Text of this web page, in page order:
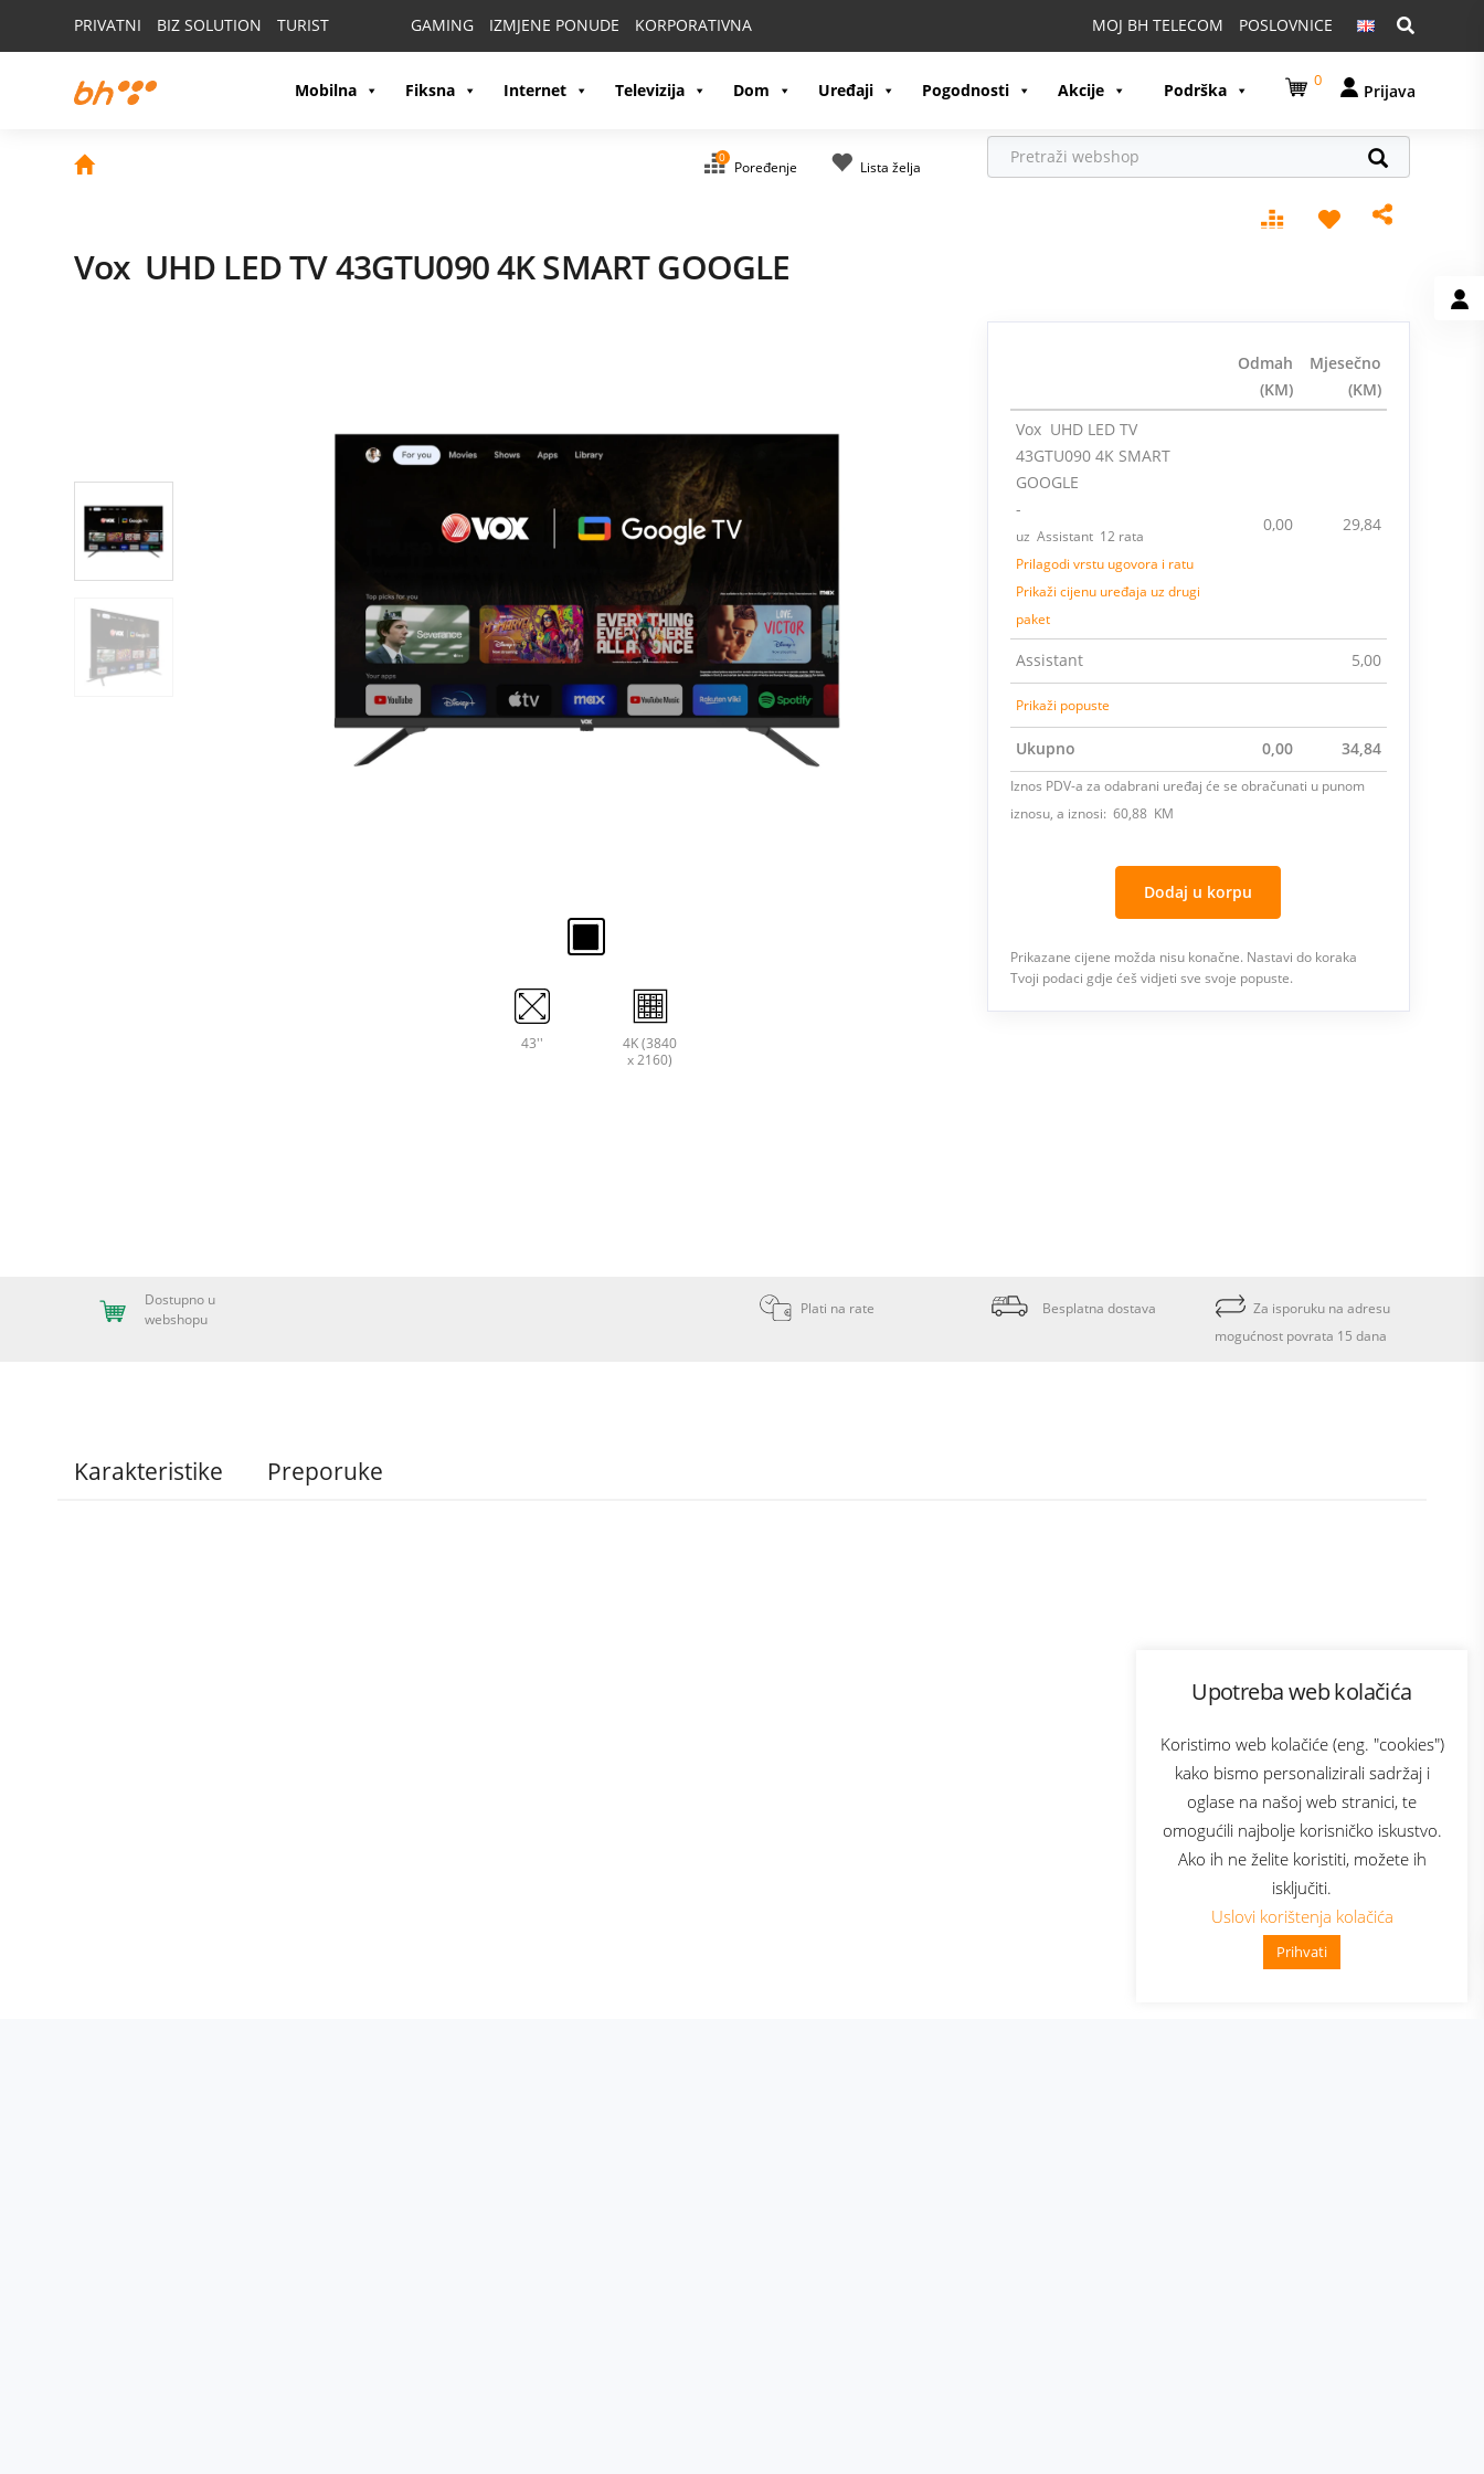
Upotreba web kolačića
Koristimo web kolačiće (eng. "cookies")
kako bismo personalizirali sadržaj i
oglase na našoj web stranici, te
omogućili najbolje korisničko iskustvo.
Ako ih ne želite koristiti, možete ih
isključiti.
Uslovi korištenja kolačića
Prihvati
PRIVATNI BIZ SOLUTION TURIST GAMING IZMJENE PONUDE KORPORATIVNA Pretraga:
MOJ BH TELECOM POSLOVNICE
Mobilna Fiksna Internet Televizija Dom Uređaji Pogodnosti Akcije Podrška 0
Prijava
0
Poređenje Lista želja
👋 Zdravo, kako mogu pomoći?
Vox UHD LED TV 43GTU090 4K SMART GOOGLE
43''
4K (3840
x 2160)
Odmah
(KM)
Mjesečno
(KM)
Vox UHD LED TV
43GTU090 4K SMART
GOOGLE
-
uz Assistant 12 rata
Prilagodi vrstu ugovora i ratu
Prikaži cijenu uređaja uz drugi
paket
0,00 29,84
Assistant 5,00
Prikaži popuste
Ukupno 0,00 34,84
Iznos PDV-a za odabrani uređaj će se obračunati u punom
iznosu, a iznosi: 60,88 KM
Dodaj u korpu
Prikazane cijene možda nisu konačne. Nastavi do koraka
Tvoji podaci gdje ćeš vidjeti sve svoje popuste.
Dostupno u
webshopu
Plati na rate Besplatna dostava
Za isporuku na adresu
mogućnost povrata 15 dana
Karakteristike Preporuke
Bonus plus
Prijava za newsletter